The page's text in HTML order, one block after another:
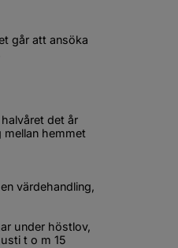
går att ansöka
det år
hemmet
värdehandling,
under höstlov,
t o m 15